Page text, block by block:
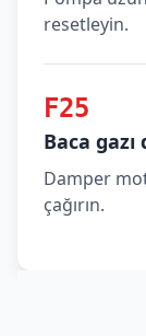
resetleyin.
F25
Baca gazı
Damper
çağırın.